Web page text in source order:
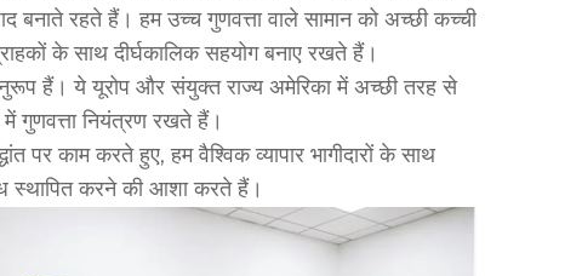
रहते हैं। हम उच्च गुणवत्ता वाले सामान को अच्छी कच्ची
के साथ दीर्घकालिक सहयोग बनाए रखते हैं।
हैं। ये यूरोप और संयुक्त राज्य अमेरिका में अच्छी तरह से
में गुणवत्ता नियंत्रण रखते हैं।
पर काम करते हुए, हम वैश्विक व्यापार भागीदारों के साथ
स्थापित करने की आशा करते हैं।